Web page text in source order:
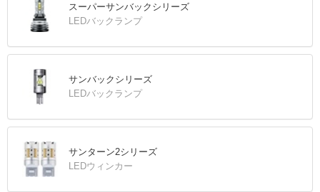
スーパーサンバックシリーズ
LEDバックランプ
サンバックシリーズ
LEDバックランプ
サンターン2シリーズ
LEDウィンカー